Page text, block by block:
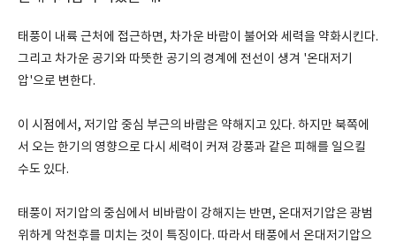
태풍이 내륙 근처에 접근하면, 차가운 바람이 불어와 세력을 약화시킨다.
그리고 차가운 공기와 따뜻한 공기의 경계에 전선이 생겨 '온대저기
압'으로 변한다.
이 시점에서, 저기압 중심 부근의 바람은 약해지고 있다. 하지만 북쪽에
서 오는 한기의 영향으로 다시 세력이 커져 강풍과 같은 피해를 일으킬
수도 있다.
태풍이 저기압의 중심에서 비바람이 강해지는 반면, 온대저기압은 광범
위하게 악천후를 미치는 것이 특징이다. 따라서 태풍에서 온대저기압으